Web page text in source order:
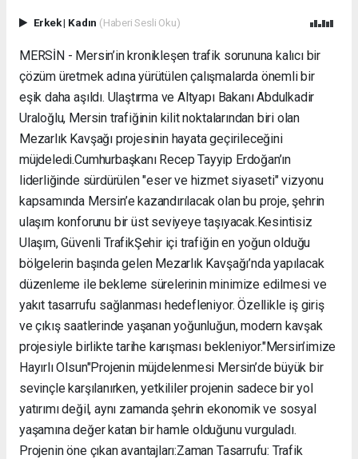
Erkek| Kadın (Haberi Sesli Oku)
MERSİN - Mersin’in kronikleşen trafik sorununa kalıcı bir
çözüm üretmek adına yürütülen çalışmalarda önemli bir
eşik daha aşıldı. Ulaştırma ve Altyapı Bakanı Abdulkadir
Uraloğlu, Mersin trafiğinin kilit noktalarından biri olan
Mezarlık Kavşağı projesinin hayata geçirileceğini
müjdeledi. ​Cumhurbaşkanı Recep Tayyip Erdoğan’ın
liderliğinde sürdürülen "eser ve hizmet siyaseti" vizyonu
kapsamında Mersin’e kazandırılacak olan bu proje, şehrin
ulaşım konforunu bir üst seviyeye taşıyacak. ​Kesintisiz
Ulaşım, Güvenli Trafik ​Şehir içi trafiğin en yoğun olduğu
bölgelerin başında gelen Mezarlık Kavşağı’nda yapılacak
düzenleme ile bekleme sürelerinin minimize edilmesi ve
yakıt tasarrufu sağlanması hedefleniyor. Özellikle iş giriş
ve çıkış saatlerinde yaşanan yoğunluğun, modern kavşak
projesiyle birlikte tarihe karışması bekleniyor. ​"Mersin’imize
Hayırlı Olsun" ​Projenin müjdelenmesi Mersin’de büyük bir
sevinçle karşılanırken, yetkililer projenin sadece bir yol
yatırımı değil, aynı zamanda şehrin ekonomik ve sosyal
yaşamına değer katan bir hamle olduğunu vurguladı. ​
Projenin öne çıkan avantajları: ​Zaman Tasarrufu: Trafik